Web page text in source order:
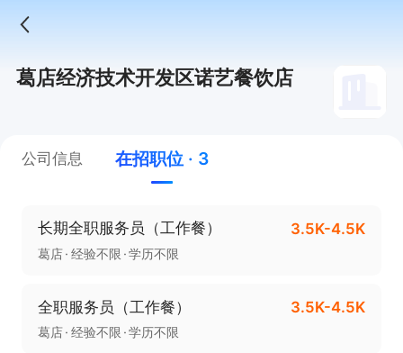
葛店经济技术开发区诺艺餐饮店
公司信息 在招职位 · 3
长期全职服务员（工作餐） 3.5K-4.5K
葛店 经验不限 学历不限
全职服务员（工作餐） 3.5K-4.5K
葛店 经验不限 学历不限